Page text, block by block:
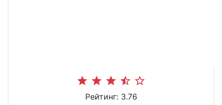
star star star star_half star_border
Рейтинг: 3.76